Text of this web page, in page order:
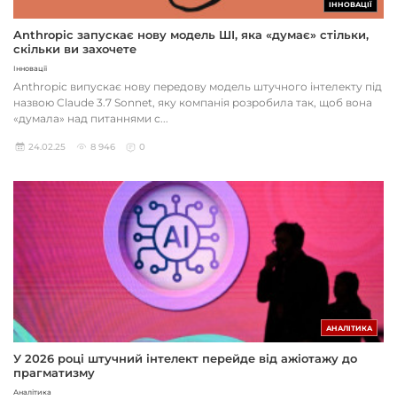
ІННОВАЦІЇ
Anthropic запускає нову модель ШІ, яка «думає» стільки,
скільки ви захочете
Інновації
Anthropic випускає нову передову модель штучного інтелекту під
назвою Claude 3.7 Sonnet, яку компанія розробила так, щоб вона
«думала» над питаннями с...
24.02.25 8 946 0
АНАЛІТИКА
У 2026 році штучний інтелект перейде від ажіотажу до
прагматизму
Аналітика